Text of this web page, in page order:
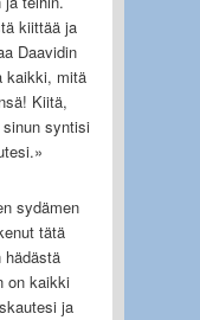
kiittää ja
Daavidin
kaikki, mitä
Kiitä,
syntisi
sydämen
tätä
on kaikki
ja